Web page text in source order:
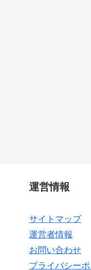
運営情報
サイトマップ
運営者情報
お問い合わせ
プライバシー